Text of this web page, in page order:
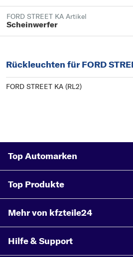
FORD STREET KA Artikel
Scheinwerfer
Rückleuchten für FORD
FORD STREET KA (RL2)
Top Automarken
Top Produkte
Mehr von kfzteile24
Hilfe & Support